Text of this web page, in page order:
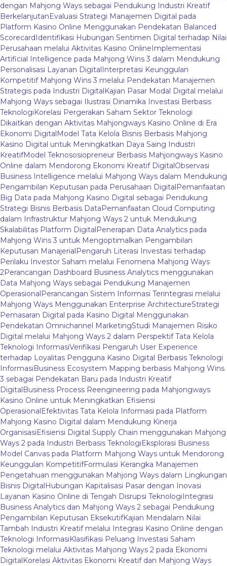
dengan Mahjong Ways sebagai Pendukung Industri Kreatif
BerkelanjutanEvaluasi Strategi Manajemen Digital pada
Platform Kasino Online Menggunakan Pendekatan Balanced
ScorecardIdentifikasi Hubungan Sentimen Digital terhadap Nilai
Perusahaan melalui Aktivitas Kasino OnlineImplementasi
Artificial Intelligence pada Mahjong Wins 3 dalam Mendukung
Personalisasi Layanan DigitalInterpretasi Keunggulan
Kompetitif Mahjong Wins 3 melalui Pendekatan Manajemen
Strategis pada Industri DigitalKajian Pasar Modal Digital melalui
Mahjong Ways sebagai Ilustrasi Dinamika Investasi Berbasis
TeknologiKorelasi Pergerakan Saham Sektor Teknologi
Dikaitkan dengan Aktivitas Mahjongways Kasino Online di Era
Ekonomi DigitalModel Tata Kelola Bisnis Berbasis Mahjong
Kasino Digital untuk Meningkatkan Daya Saing Industri
KreatifModel Teknososiopreneur Berbasis Mahjongways Kasino
Online dalam Mendorong Ekonomi Kreatif DigitalObservasi
Business Intelligence melalui Mahjong Ways dalam Mendukung
Pengambilan Keputusan pada Perusahaan DigitalPemanfaatan
Big Data pada Mahjong Kasino Digital sebagai Pendukung
Strategi Bisnis Berbasis DataPemanfaatan Cloud Computing
dalam Infrastruktur Mahjong Ways 2 untuk Mendukung
Skalabilitas Platform DigitalPenerapan Data Analytics pada
Mahjong Wins 3 untuk Mengoptimalkan Pengambilan
Keputusan ManajerialPengaruh Literasi Investasi terhadap
Perilaku Investor Saham melalui Fenomena Mahjong Ways
2Perancangan Dashboard Business Analytics menggunakan
Data Mahjong Ways sebagai Pendukung Manajemen
OperasionalPerancangan Sistem Informasi Terintegrasi melalui
Mahjong Ways Menggunakan Enterprise ArchitectureStrategi
Pemasaran Digital pada Kasino Digital Menggunakan
Pendekatan Omnichannel MarketingStudi Manajemen Risiko
Digital melalui Mahjong Ways 2 dalam Perspektif Tata Kelola
Teknologi InformasiVerifikasi Pengaruh User Experience
terhadap Loyalitas Pengguna Kasino Digital Berbasis Teknologi
InformasiBusiness Ecosystem Mapping berbasis Mahjong Wins
3 sebagai Pendekatan Baru pada Industri Kreatif
DigitalBusiness Process Reengineering pada Mahjongways
Kasino Online untuk Meningkatkan Efisiensi
OperasionalEfektivitas Tata Kelola Informasi pada Platform
Mahjong Kasino Digital dalam Mendukung Kinerja
OrganisasiEfisiensi Digital Supply Chain menggunakan Mahjong
Ways 2 pada Industri Berbasis TeknologiEksplorasi Business
Model Canvas pada Platform Mahjong Ways untuk Mendorong
Keunggulan KompetitifFormulasi Kerangka Manajemen
Pengetahuan menggunakan Mahjong Ways dalam Lingkungan
Bisnis DigitalHubungan Kapitalisasi Pasar dengan Inovasi
Layanan Kasino Online di Tengah Disrupsi TeknologiIntegrasi
Business Analytics dan Mahjong Ways 2 sebagai Pendukung
Pengambilan Keputusan EksekutifKajian Mendalam Nilai
Tambah Industri Kreatif melalui Integrasi Kasino Online dengan
Teknologi InformasiKlasifikasi Peluang Investasi Saham
Teknologi melalui Aktivitas Mahjong Ways 2 pada Ekonomi
DigitalKorelasi Aktivitas Ekonomi Kreatif dan Mahjong Ways